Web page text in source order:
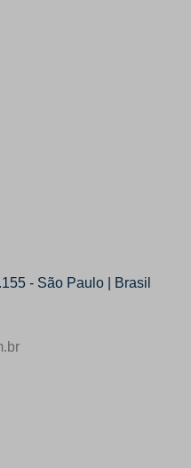
- São Paulo | Brasil